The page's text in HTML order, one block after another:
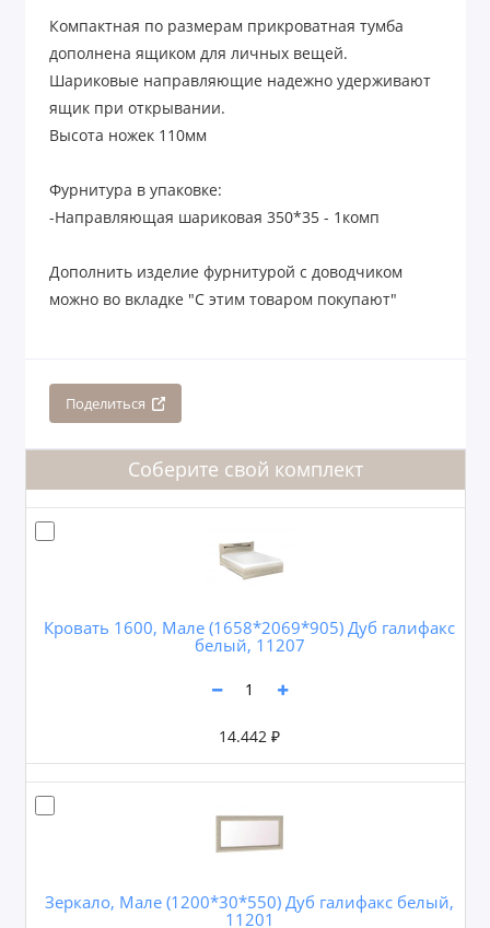
Компактная по размерам прикроватная тумба
дополнена ящиком для личных вещей.
Шариковые направляющие надежно удерживают
ящик при открывании.
Высота ножек 110мм
Фурнитура в упаковке:
-Направляющая шариковая 350*35 - 1комп
Дополнить изделие фурнитурой с доводчиком
можно во вкладке "С этим товаром покупают"
Поделиться
Соберите свой комплект
Кровать 1600, Мале (1658*2069*905) Дуб галифакс
белый, 11207
14.442 ₽
Зеркало, Мале (1200*30*550) Дуб галифакс белый,
11201